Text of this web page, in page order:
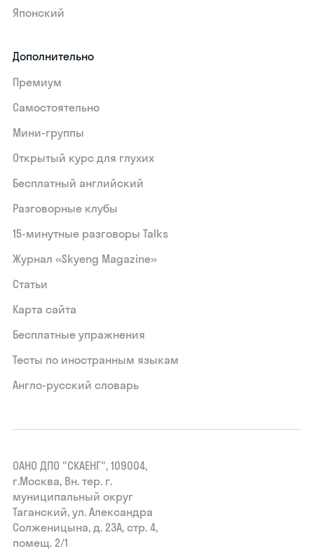
Японский
Дополнительно
Премиум
Самостоятельно
Мини-группы
Открытый курс для глухих
Бесплатный английский
Разговорные клубы
15‑минутные разговоры Talks
Журнал «Skyeng Magazine»
Статьи
Карта сайта
Бесплатные упражнения
Тесты по иностранным языкам
Англо-русский словарь
ОАНО ДПО "СКАЕНГ", 109004,
г.Москва, Вн. тер. г.
муниципальный округ
Таганский, ул. Александра
Солженицына, д. 23А, стр. 4,
помещ. 2/1